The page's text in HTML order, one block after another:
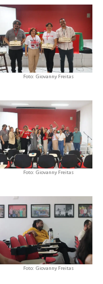
Foto: Giovanny Freitas
Foto: Giovanny Freitas
Foto: Giovanny Freitas